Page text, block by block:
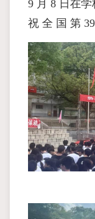
9 ⽉ 8 ⽇在
祝 全 国 第